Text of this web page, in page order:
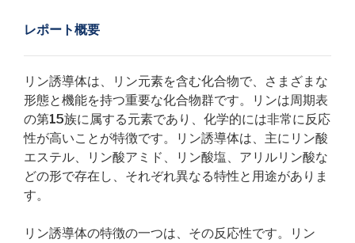
レポート概要
リン誘導体は、リン元素を含む化合物で、さまざまな
形態と機能を持つ重要な化合物群です。リンは周期表
の第15族に属する元素であり、化学的には非常に反応
性が高いことが特徴です。リン誘導体は、主にリン酸
エステル、リン酸アミド、リン酸塩、アリルリン酸な
どの形で存在し、それぞれ異なる特性と用途がありま
す。
リン誘導体の特徴の一つは、その反応性です。リン